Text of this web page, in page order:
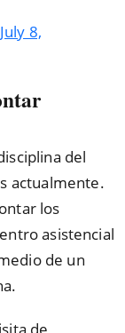
July 8,
del
actualmente.
los
asistencial
de un
de